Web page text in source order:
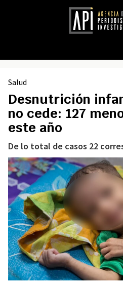
Salud
Desnutrición
no cede: 127
este año
De lo total de casos 22